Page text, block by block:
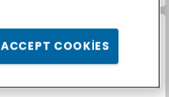
ACCEPT COOKIES